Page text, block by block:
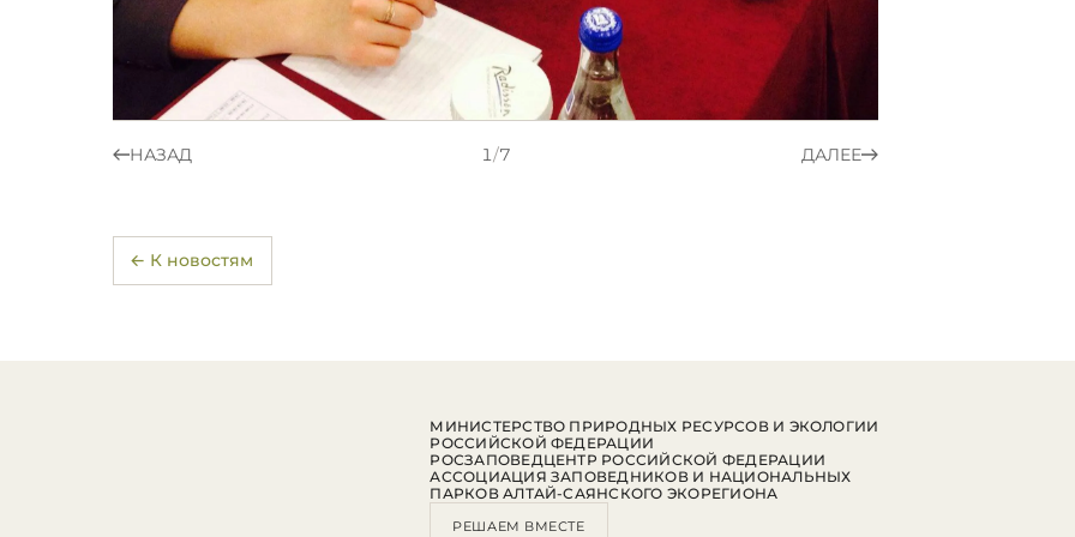
НАЗАД 1/7 ДАЛЕЕ
← К новостям
МИНИСТЕРСТВО ПРИРОДНЫХ РЕСУРСОВ И ЭКОЛОГИИ
РОССИЙСКОЙ ФЕДЕРАЦИИ
РОСЗАПОВЕДЦЕНТР РОССИЙСКОЙ ФЕДЕРАЦИИ
АССОЦИАЦИЯ ЗАПОВЕДНИКОВ И НАЦИОНАЛЬНЫХ
ПАРКОВ АЛТАЙ-САЯНСКОГО ЭКОРЕГИОНА
РЕШАЕМ ВМЕСТЕ